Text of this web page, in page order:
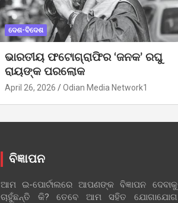
ଦେଶ-ବିଦେଶ
ଭାରତୀୟ ଫଟୋଗ୍ରାଫିର ‘ଜନକ’ ରଘୁ
ରାୟଙ୍କ ପରଲୋକ
April 26, 2026 Odian Media Network1
ବିଜ୍ଞାପନ
ଆମ ଇ-ପୋର୍ଟାଲରେ ଆପଣଙ୍କ ବିଜ୍ଞାପନ ଦେବାକୁ
ଚାହୁଁଛନ୍ତି କି? ତେବେ ଆମ ସହିତ ଯୋଗାଯୋଗ